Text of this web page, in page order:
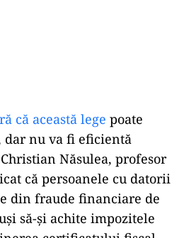
că această lege poate
dar nu va fi eficientă
Năsulea, profesor
că persoanele cu datorii
din fraude financiare de
să-și achite impozitele